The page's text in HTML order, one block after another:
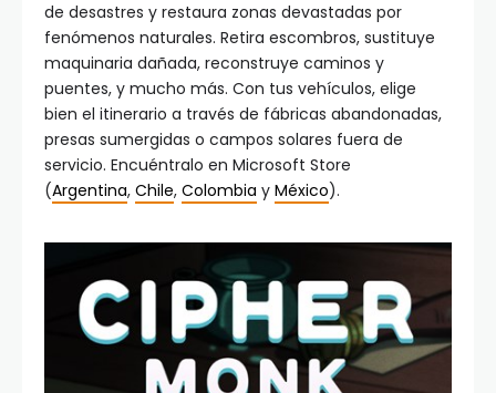
de desastres y restaura zonas devastadas por
fenómenos naturales. Retira escombros, sustituye
maquinaria dañada, reconstruye caminos y
puentes, y mucho más. Con tus vehículos, elige
bien el itinerario a través de fábricas abandonadas,
presas sumergidas o campos solares fuera de
servicio. Encuéntralo en Microsoft Store
(Argentina, Chile, Colombia y México).